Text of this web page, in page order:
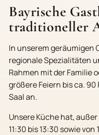
Bayrische
traditioneller
In unserem geräumigen
regionale Spezialitäten
Rahmen mit der Familie
größere Feiern bis ca.
Saal an.
Unsere Küche hat,
11:30 bis 13:30 sowie